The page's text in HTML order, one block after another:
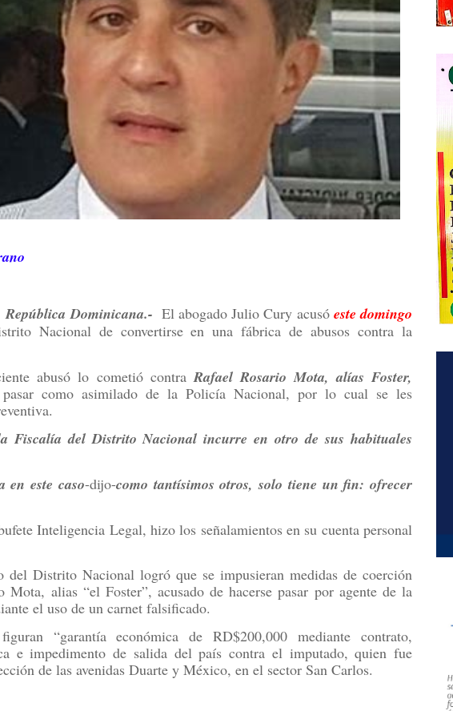
Dominicana.- El abogado Julio Cury acusó este domingo
Nacional de convertirse en una fábrica de abusos contra la
abusó lo cometió contraRafael Rosario Mota, alías Foster,
pasar como asimilado de la Policía Nacional, por lo cual se les
Fiscalía del Distrito Nacional incurre en otro de sus habituales
en este caso-dijo-como tantísimos otros, solo tiene un fin: ofrecer
Inteligencia Legal, hizo los señalamientos en su cuenta personal
Distrito Nacional logró que se impusieran medidas de coerción
Mota, alias “el Foster”, acusado de hacerse pasar por agente de la
el uso de un carnet falsificado.
“garantía económica de RD$200,000 mediante contrato,
e impedimento de salida del país contra el imputado, quien fue
de las avenidas Duarte y México, en el sector San Carlos.